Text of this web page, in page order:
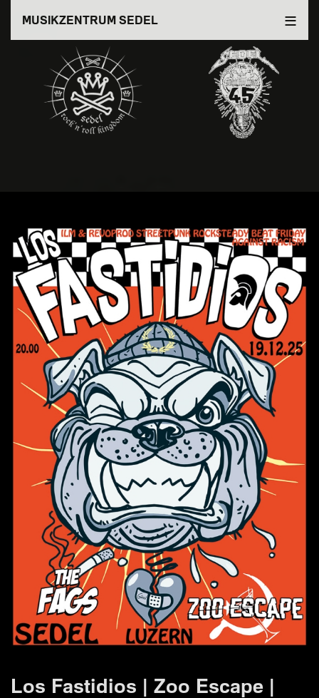
Inhalt
MUSIKZENTRUM SEDEL
Los Fastidios | Zoo Escape |